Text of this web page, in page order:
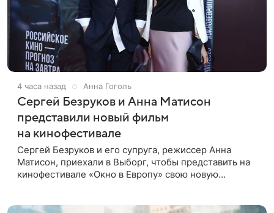
4 часа назад Анна Гоголь
Сергей Безруков и Анна Матисон
представили новый фильм
на кинофестивале
Сергей Безруков и его супруга, режиссер Анна
Матисон, приехали в Выборг, чтобы представить на
кинофестивале «Окно в Европу» свою новую